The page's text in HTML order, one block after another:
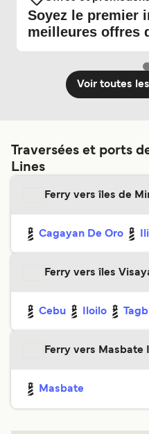
Soyez le premier
meilleures offres
Voir toutes
Traversées et ports
Lines
Ferry vers îles de
Cagayan De Oro
Ferry vers îles
Cebu Iloilo
Ferry vers Masbate
Masbate